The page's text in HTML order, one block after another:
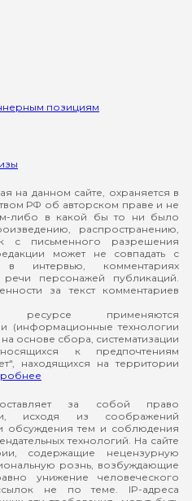
позициям
на данном сайте, охраняется в
РФ об авторском праве и не
либо в какой бы то ни было
распространению,
с письменного разрешения
может не совпадать с
в интервью, комментариях
персонажей публикаций.
за текст комментариев
ресурсе применяются
(информационные технологии
основе сбора, систематизации
к предпочтениям
находящихся на территории
за собой право
исходя из соображений
обсуждения тем и соблюдения
технологий. На сайте
содержащие нецензурную
рознь, возбуждающие
унижение человеческого
не по теме. IP-адреса